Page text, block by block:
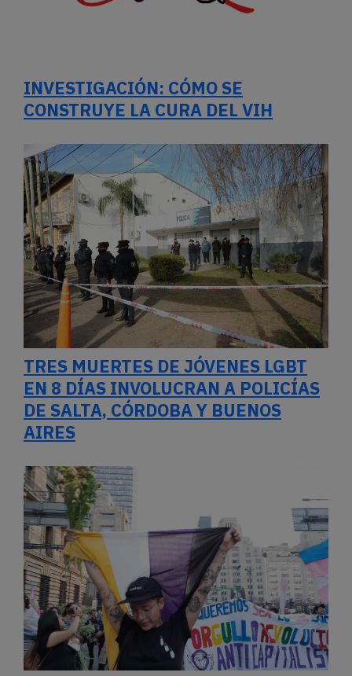
INVESTIGACIÓN: CÓMO SE
CONSTRUYE LA CURA DEL VIH
TRES MUERTES DE JÓVENES LGBT
EN 8 DÍAS INVOLUCRAN A POLICÍAS
DE SALTA, CÓRDOBA Y BUENOS
AIRES